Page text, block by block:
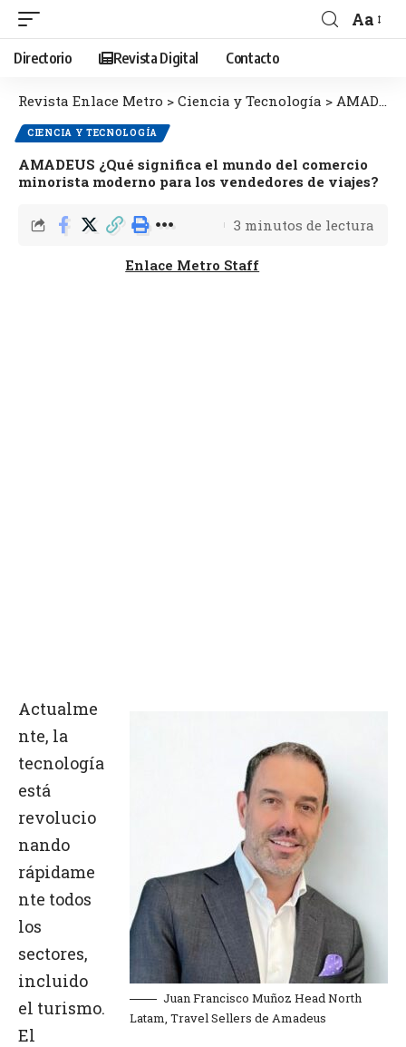
Aa
Directorio Revista Digital Contacto
Revista Enlace Metro > Ciencia y Tecnología > AMADEUS ¿Qué significa el mundo del comercio minorista moderno para los vendedores de viajes?
CIENCIA Y TECNOLOGÍA
AMADEUS ¿Qué significa el mundo del comercio
minorista moderno para los vendedores de viajes?
Enlace Metro Staff
3 minutos de lectura
Juan Francisco Muñoz Head North
Latam, Travel Sellers de Amadeus
Actualme
nte, la
tecnología
está
revolucio
nando
rápidame
nte todos
los
sectores,
incluido
el turismo.
El